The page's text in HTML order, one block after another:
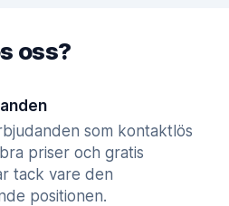
oss?
som kontaktlös
priser och gratis
tack vare den
positionen.